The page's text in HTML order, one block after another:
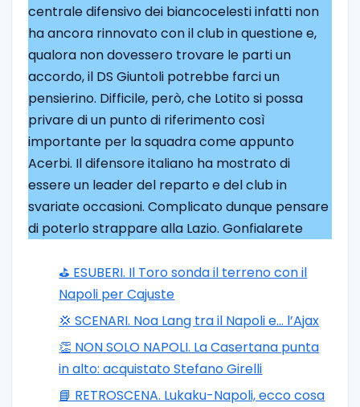
centrale difensivo dei biancocelesti infatti non
ha ancora rinnovato con il club in questione e,
qualora non dovessero trovare le parti un
accordo, il DS Giuntoli potrebbe farci un
pensierino. Difficile, però, che Lotito si possa
privare di un punto di riferimento così
importante per la squadra come appunto
Acerbi. Il difensore italiano ha mostrato di
essere un leader del reparto e del club in
svariate occasioni. Complicato dunque pensare
di poterlo strappare alla Lazio. Gonfialarete
⛳ ESUBERI. Il Toro sonda il terreno con il
Napoli per Cajuste
💢 SCENARI. Noa Lang tra il Napoli e… l’Ajax
👏 NON SOLO NAPOLI. La Casertana punta
in alto: acquistato Stefano Girelli
📘 RETROSCENA. Lukaku-Napoli, ecco cosa